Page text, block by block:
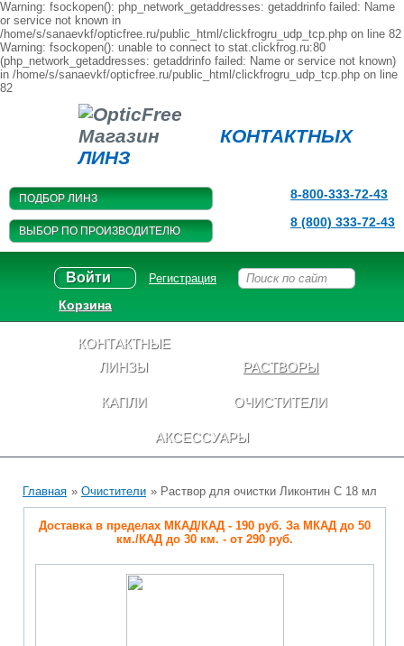
Warning: fsockopen(): php_network_getaddresses: getaddrinfo failed: Name
or service not known in
/home/s/sanaevkf/opticfree.ru/public_html/clickfrogru_udp_tcp.php on line 82
Warning: fsockopen(): unable to connect to stat.clickfrog.ru:80
(php_network_getaddresses: getaddrinfo failed: Name or service not known)
in /home/s/sanaevkf/opticfree.ru/public_html/clickfrogru_udp_tcp.php on line
82
Магазин КОНТАКТНЫХ
ЛИНЗ
ПОДБОР ЛИНЗ
ВЫБОР ПО ПРОИЗВОДИТЕЛЮ
8-800-333-72-43
8 (800) 333-72-43
Войти Регистрация
Корзина
КОНТАКТНЫЕ
ЛИНЗЫ
РАСТВОРЫ
КАПЛИ ОЧИСТИТЕЛИ
АКСЕССУАРЫ
Главная » Очистители » Раствор для очистки Ликонтин С 18 мл
Доставка в пределах МКАД/КАД - 190 руб. За МКАД до 50
км./КАД до 30 км. - от 290 руб.